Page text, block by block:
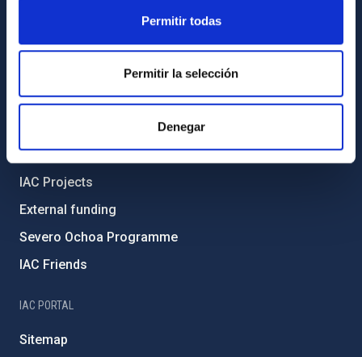
Permitir todas
Permitir la selección
Denegar
Transparency
Code of ethics and anti-fraud policy
Gender equality and diversity
Environment and Sustainability
Forever IAC
IAC Projects
External funding
Severo Ochoa Programme
IAC Friends
IAC PORTAL
Sitemap